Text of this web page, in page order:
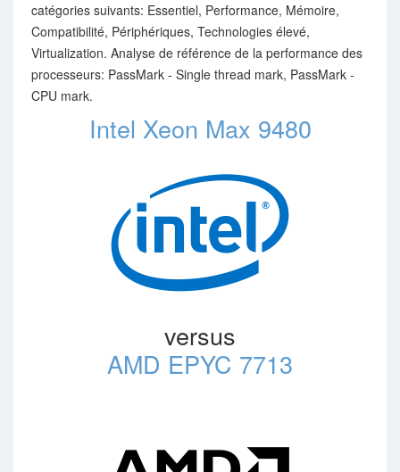
catégories suivants: Essentiel, Performance, Mémoire,
Compatibilité, Périphériques, Technologies élevé,
Virtualization. Analyse de référence de la performance des
processeurs: PassMark - Single thread mark, PassMark -
CPU mark.
Intel Xeon Max 9480
versus
AMD EPYC 7713